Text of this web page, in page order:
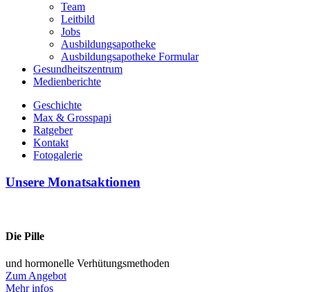
Team
Leitbild
Jobs
Ausbildungsapotheke
Ausbildungsapotheke Formular
Gesundheitszentrum
Medienberichte
Geschichte
Max & Grosspapi
Ratgeber
Kontakt
Fotogalerie
Unsere Monatsaktionen
Die Pille
und hormonelle Verhütungsmethoden
Zum Angebot
Mehr infos